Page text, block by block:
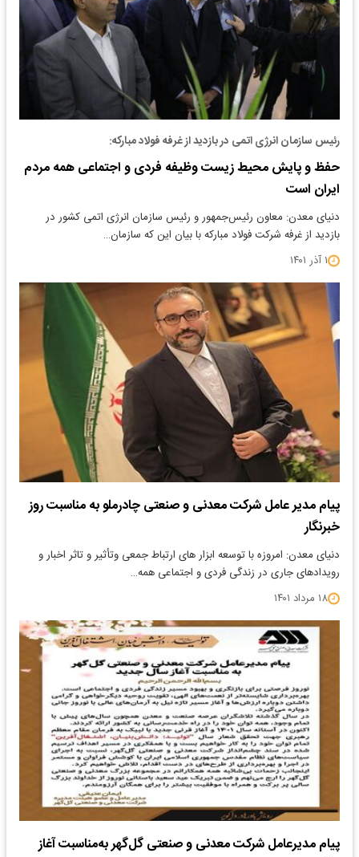
رئیس سازمان انرژی اتمی در بازدید از غرفه فولاد مبارکه:
حفظ و پایش محیط زیست وظیفه فردی و اجتماعی همه مردم
ایران است
دنیای معدن: معاون رئیس‌جمهور و رئیس سازمان انرژی اتمی کشور در
بازدید از غرفه شرکت فولاد مبارکه با بیان این که سازمان…
۱ آذر ۱۴۰۱
پیام مدیر عامل شرکت معدنی و صنعتی چادرملو به مناسبت روز
خبرنگار
دنیای معدن: امروزه با توسعه ابزار های ارتباط جمعی وتأثیر و تاثر اخبار و
رویدادهای جاری در زندگی فردی و اجتماعی همه…
۱۸ مرداد ۱۴۰۱
پیام مدیرعامل شرکت معدنی و صنعتی گل‌گهر به‌مناسبت آغاز